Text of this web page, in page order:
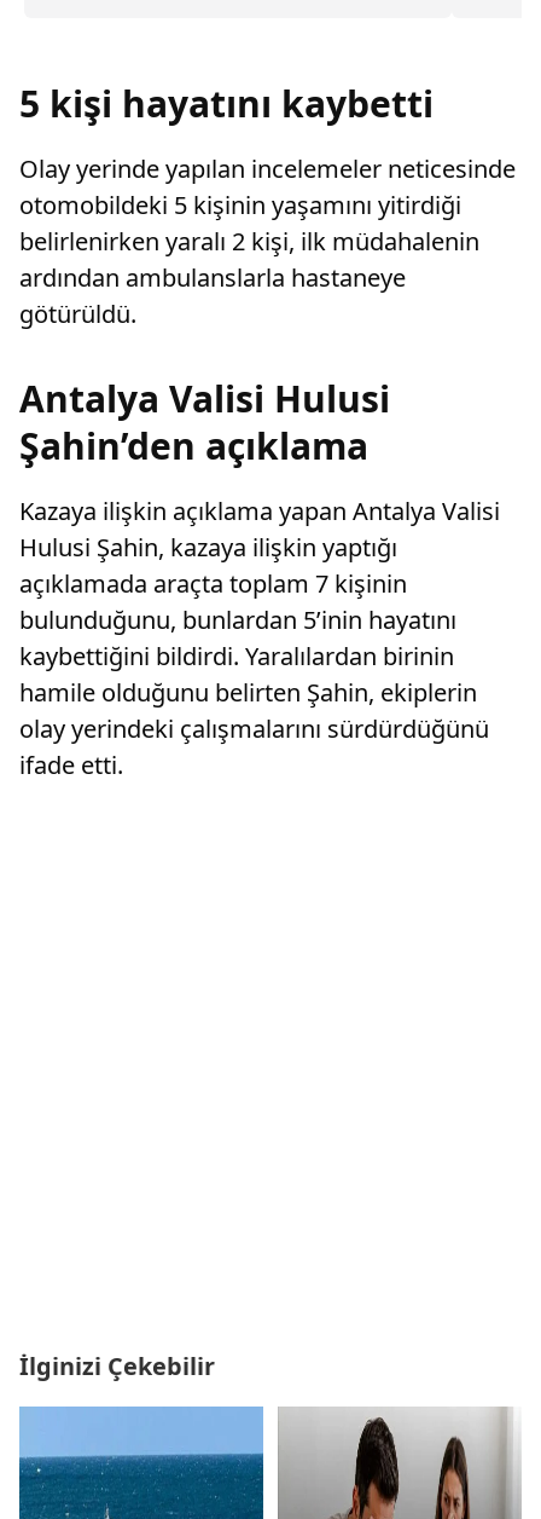
5 kişi hayatını kaybetti
Olay yerinde yapılan incelemeler neticesinde
otomobildeki 5 kişinin yaşamını yitirdiği
belirlenirken yaralı 2 kişi, ilk müdahalenin
ardından ambulanslarla hastaneye
götürüldü.
Antalya Valisi Hulusi
Şahin’den açıklama
Kazaya ilişkin açıklama yapan Antalya Valisi
Hulusi Şahin, kazaya ilişkin yaptığı
açıklamada araçta toplam 7 kişinin
bulunduğunu, bunlardan 5’inin hayatını
kaybettiğini bildirdi. Yaralılardan birinin
hamile olduğunu belirten Şahin, ekiplerin
olay yerindeki çalışmalarını sürdürdüğünü
ifade etti.
İlginizi Çekebilir